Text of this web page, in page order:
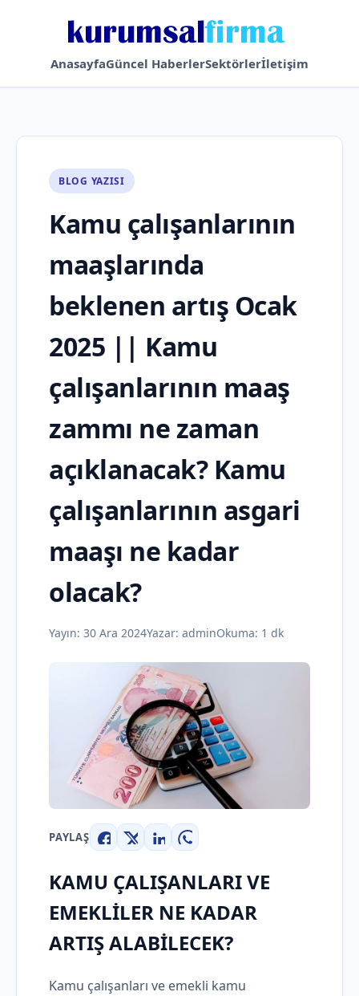
AnasayfaGüncel HaberlerSektörlerİletişim
BLOG YAZISI
Kamu çalışanlarının
maaşlarında
beklenen artış Ocak
2025 || Kamu
çalışanlarının maaş
zammı ne zaman
açıklanacak? Kamu
çalışanlarının asgari
maaşı ne kadar
olacak?
Yayın: 30 Ara 2024Yazar: adminOkuma: 1 dk
PAYLAŞ
Facebook
X LinkedInWhatsApp
KAMU ÇALIŞANLARI VE
EMEKLİLER NE KADAR
ARTIŞ ALABİLECEK?
Kamu çalışanları ve emekli kamu